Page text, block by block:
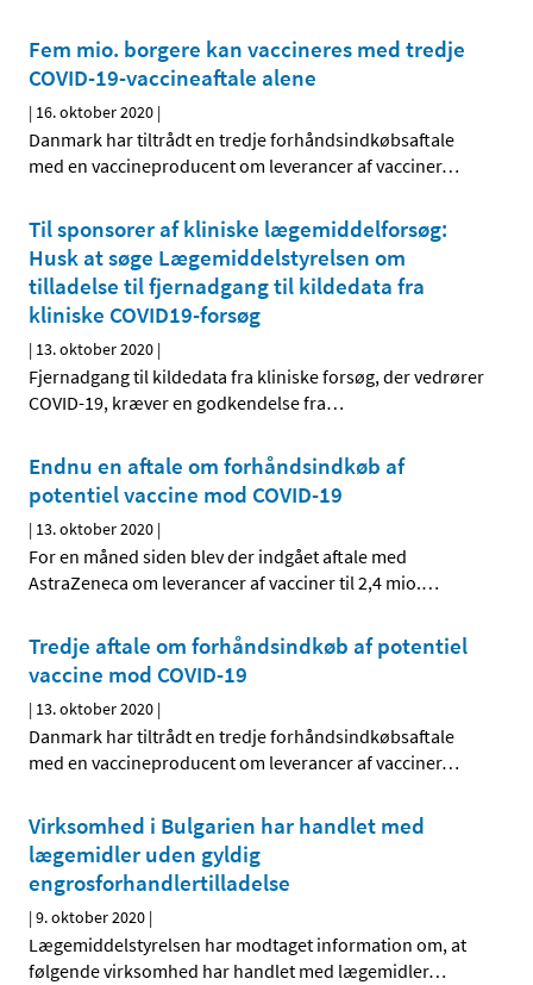
Fem mio. borgere kan vaccineres med tredje
COVID-19-vaccineaftale alene
| 16. oktober 2020 |
Danmark har tiltrådt en tredje forhåndsindkøbsaftale
med en vaccineproducent om leverancer af vacciner…
Til sponsorer af kliniske lægemiddelforsøg:
Husk at søge Lægemiddelstyrelsen om
tilladelse til fjernadgang til kildedata fra
kliniske COVID19-forsøg
| 13. oktober 2020 |
Fjernadgang til kildedata fra kliniske forsøg, der vedrører
COVID-19, kræver en godkendelse fra…
Endnu en aftale om forhåndsindkøb af
potentiel vaccine mod COVID-19
| 13. oktober 2020 |
For en måned siden blev der indgået aftale med
AstraZeneca om leverancer af vacciner til 2,4 mio.…
Tredje aftale om forhåndsindkøb af potentiel
vaccine mod COVID-19
| 13. oktober 2020 |
Danmark har tiltrådt en tredje forhåndsindkøbsaftale
med en vaccineproducent om leverancer af vacciner…
Virksomhed i Bulgarien har handlet med
lægemidler uden gyldig
engrosforhandlertilladelse
|9. oktober 2020 |
Lægemiddelstyrelsen har modtaget information om, at
følgende virksomhed har handlet med lægemidler…